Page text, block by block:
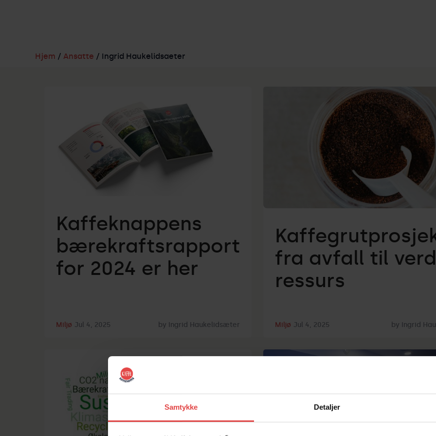
Samtykke Detaljer
Hjem / Ansatte / Ingrid Haukelidsaeter
Kaffeknappens
bærekraftsrapport
for 2024 er her
Miljø Jul 4, 2025 by Ingrid Haukelidsæter
fra avfall til
ressurs
Miljø Jul 4, 2025 by Ingrid